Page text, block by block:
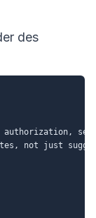
des
not just